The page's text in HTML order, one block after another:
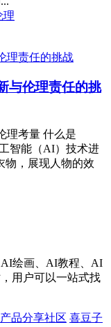
理
与伦理责任的挑
理考量 什么是
工智能（AI）技术进
物，展现人物的效
绘画、AI教程、AI
用户可以一站式找
品分享社区 喜豆子